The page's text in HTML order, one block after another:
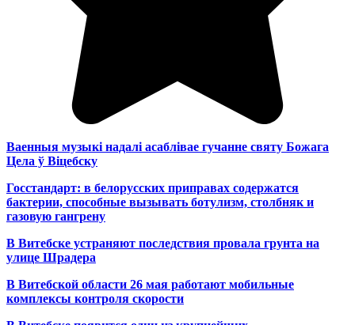
Ваенныя музыкі надалі асаблівае гучанне святу Божага
Цела ў Віцебску
Госстандарт: в белорусских приправах содержатся
бактерии, способные вызывать ботулизм, столбняк и
газовую гангрену
В Витебске устраняют последствия провала грунта на
улице Шрадера
В Витебской области 26 мая работают мобильные
комплексы контроля скорости